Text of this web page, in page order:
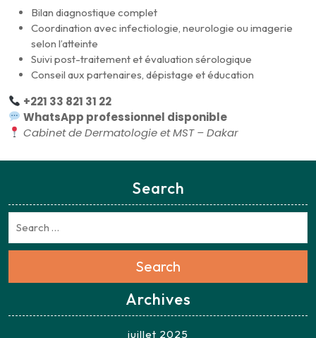
Bilan diagnostique complet
Coordination avec infectiologie, neurologie ou imagerie
selon l’atteinte
Suivi post-traitement et évaluation sérologique
Conseil aux partenaires, dépistage et éducation
+221 33 821 31 22
WhatsApp professionnel disponible
Cabinet de Dermatologie et MST – Dakar
Search
Search
Archives
juillet 2025